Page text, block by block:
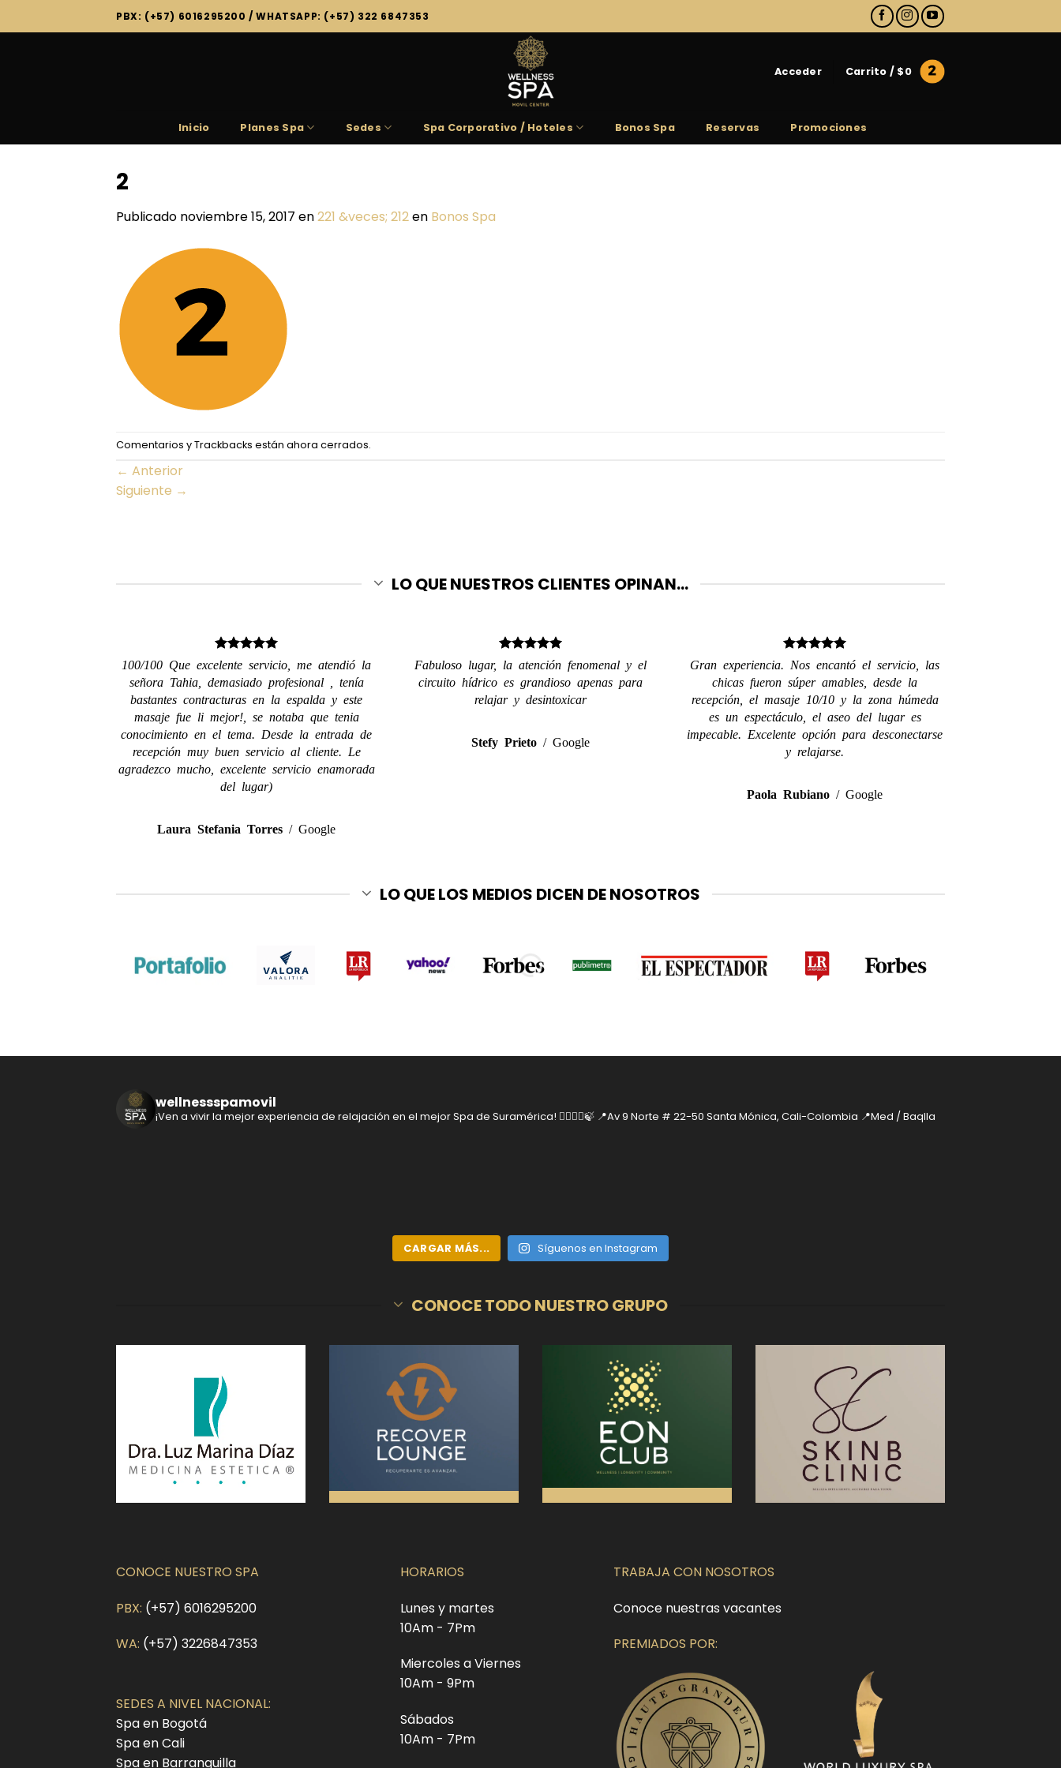
al
PBX: (+57) 6016295200 / WHATSAPP: (+57) 322 6847353
Acceder Carrito / $0
Inicio Planes Spa Sedes Spa Corporativo / Hoteles Bonos Spa Reservas Promociones
2
Publicado noviembre 15, 2017 en221 &veces; 212en Bonos Spa
Comentarios y Trackbacks están ahora cerrados.
← Anterior
Siguiente →
LO QUE NUESTROS CLIENTES OPINAN...
100/100 Que excelente servicio, me atendió la
señora Tahia, demasiado profesional , tenía
bastantes contracturas en la espalda y este
masaje fue li mejor!, se notaba que tenia
conocimiento en el tema. Desde la entrada de
recepción muy buen servicio al cliente. Le
agradezco mucho, excelente servicio enamorada
del lugar)
Laura Stefania Torres / Google
Fabuloso lugar, la atención fenomenal y el
circuito hídrico es grandioso apenas para
relajar y desintoxicar
Stefy Prieto / Google
Gran experiencia. Nos encantó el servicio, las
chicas fueron súper amables, desde la
recepción, el masaje 10/10 y la zona húmeda
es un espectáculo, el aseo del lugar es
impecable. Excelente opción para desconectarse
y relajarse.
Paola Rubiano / Google
LO QUE LOS MEDIOS DICEN DE NOSOTROS
wellnessspamovil
¡Ven a vivir la mejor experiencia de relajación en el mejor Spa de Suramérica! 🧘‍♂️🧘‍♀️🍃 📍Av 9 Norte # 22-50 Santa Mónica, Cali-Colombia 📍Med / Baqlla
CARGAR MÁS... Síguenos en Instagram
CONOCE TODO NUESTRO GRUPO
CONOCE NUESTRO SPA
PBX: (+57) 6016295200
WA: (+57) 3226847353
SEDES A NIVEL NACIONAL:
Spa en Bogotá
Spa en Cali
Spa en Barranquilla
HORARIOS
Lunes y martes
10Am - 7Pm
Miercoles a Viernes
10Am - 9Pm
Sábados
10Am - 7Pm
TRABAJA CON NOSOTROS
Conoce nuestras vacantes
PREMIADOS POR: